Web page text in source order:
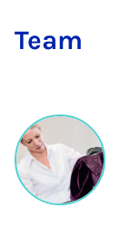
Team